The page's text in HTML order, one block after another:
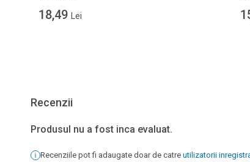
18,49 Lei
Recenzii
Produsul nu a fost inca evaluat.
Recenziile pot fi adaugate doar de catre utilizatorii